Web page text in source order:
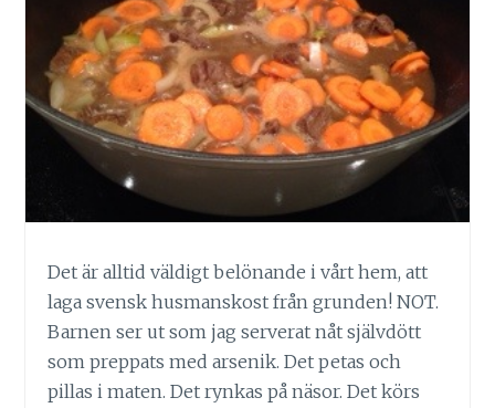
Det är alltid väldigt belönande i vårt hem, att
laga svensk husmanskost från grunden! NOT.
Barnen ser ut som jag serverat nåt självdött
som preppats med arsenik. Det petas och
pillas i maten. Det rynkas på näsor. Det körs